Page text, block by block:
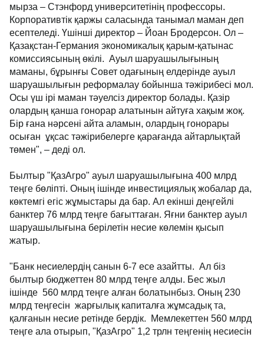
мырза – Стэнфорд университетінің профессоры.
Корпоративтік қаржы саласында танымал маман деп
есептеледі. Үшінші директор – Йоан Бродерсон. Ол –
Қазақстан-Германия экономикалық қарым-қатынас
комиссиясының өкілі. Ауыл шаруашылығының
маманы, бұрынғы Совет одағының елдерінде ауыл
шаруашылығын реформалау бойынша тәжірибесі мол.
Осы үш ірі маман тәуелсіз директор болады. Қазір
олардың қанша гонорар алатынын айтуға хақым жоқ.
Бір ғана нәрсені айта аламын, олардың гонорары
осыған ұқсас тәжірибелерге қарағанда айтарлықтай
төмен", – деді ол.
Былтыр "ҚазАгро" ауыл шаруашылығына 400 млрд
теңге бөліпті. Оның ішінде инвестициялық жобалар да,
көктемгі егіс жұмыстары да бар. Ал екінші деңгейлі
банктер 76 млрд теңге бағыттаған. Яғни банктер ауыл
шаруашылығына берілетін несие көлемін қысып
жатыр.
"Банк несиелердің санын 6-7 есе азайтты. Ал біз
былтыр бюджеттен 80 млрд теңге алды. Бес жыл
ішінде 560 млрд теңге алған болатынбыз. Оның 230
млрд теңгесін жарғылық капиталға жұмсадық та,
қалғанын несие ретінде бердік. Мемлекеттен 560 млрд
теңге ала отырып, "ҚазАгро" 1,2 трлн теңгенің несиесін